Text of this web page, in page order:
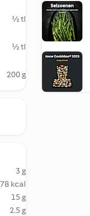
½ tl
½ tl
200 g
3 g
kcal
15 g
2.5 g